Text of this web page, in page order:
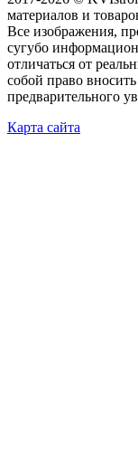
материалов и
Все изображения,
сугубо
отличаться от
собой право
предварительного
Карта сайта